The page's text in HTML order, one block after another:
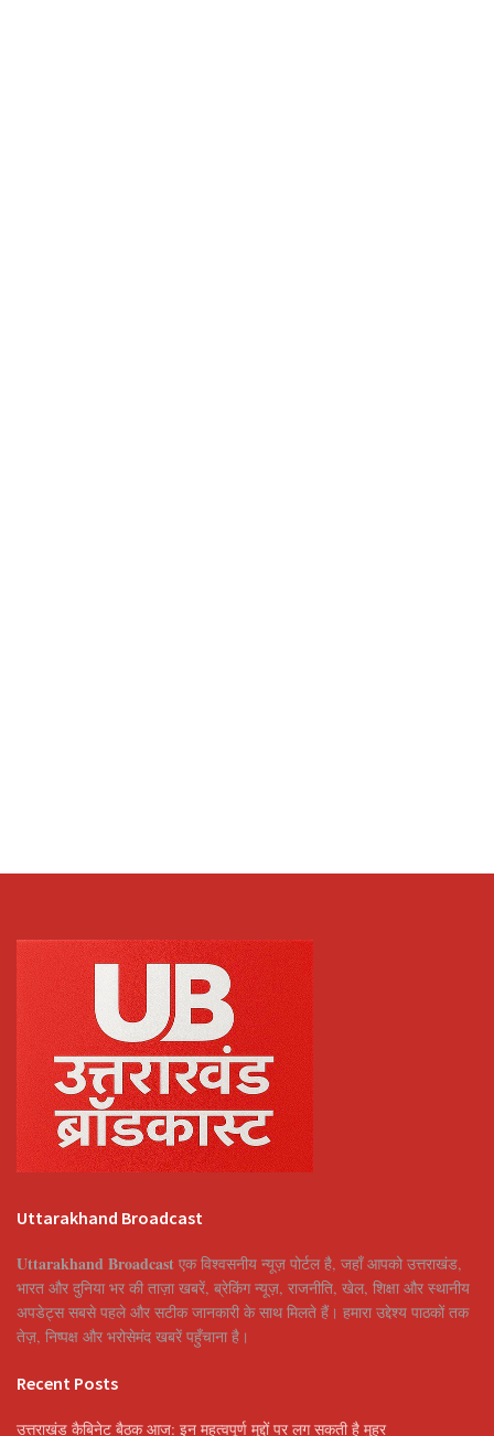
Uttarakhand Broadcast
Uttarakhand Broadcast एक विश्वसनीय न्यूज़ पोर्टल है, जहाँ आपको उत्तराखंड,
भारत और दुनिया भर की ताज़ा खबरें, ब्रेकिंग न्यूज़, राजनीति, खेल, शिक्षा और स्थानीय
अपडेट्स सबसे पहले और सटीक जानकारी के साथ मिलते हैं। हमारा उद्देश्य पाठकों तक
तेज़, निष्पक्ष और भरोसेमंद खबरें पहुँचाना है।
Recent Posts
उत्तराखंड कैबिनेट बैठक आज: इन महत्वपूर्ण मुद्दों पर लग सकती है मुहर